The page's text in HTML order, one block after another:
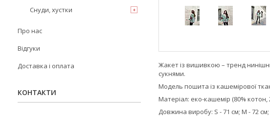
Жакет із вишивкою – тренд
сукнями.
Модель пошита із кашемірової
Матеріал: еко-кашемір (80% котон,
Довжина виробу: S - 71 см; M - 72 см;
Снуди, хустки
Про нас
Відгуки
Доставка і оплата
КОНТАКТИ